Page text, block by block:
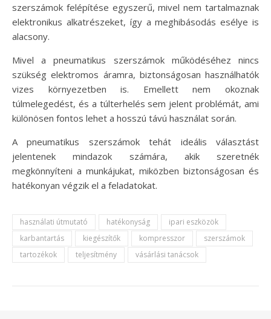
szerszámok felépítése egyszerű, mivel nem tartalmaznak
elektronikus alkatrészeket, így a meghibásodás esélye is
alacsony.
Mivel a pneumatikus szerszámok működéséhez nincs
szükség elektromos áramra, biztonságosan használhatók
vizes környezetben is. Emellett nem okoznak
túlmelegedést, és a túlterhelés sem jelent problémát, ami
különösen fontos lehet a hosszú távú használat során.
A pneumatikus szerszámok tehát ideális választást
jelentenek mindazok számára, akik szeretnék
megkönnyíteni a munkájukat, miközben biztonságosan és
hatékonyan végzik el a feladatokat.
használati útmutató hatékonyság
ipari eszközök
karbantartás
kiegészítők kompresszor
szerszámok
tartozékok
teljesítmény vásárlási tanácsok